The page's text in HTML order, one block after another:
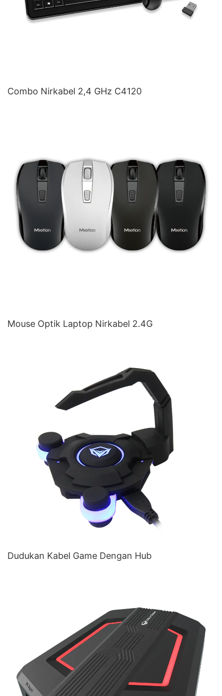
Combo Nirkabel 2,4 GHz C4120
Mouse Optik Laptop Nirkabel 2.4G
Dudukan Kabel Game Dengan Hub